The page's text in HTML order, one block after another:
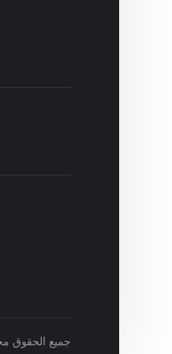
جميع الحقوق